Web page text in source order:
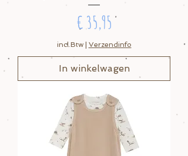
Prijs
€ 35,95
incl.Btw | Verzendinfo
In winkelwagen